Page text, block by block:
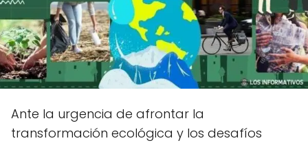
Ante la urgencia de afrontar la
transformación ecológica y los desafíos